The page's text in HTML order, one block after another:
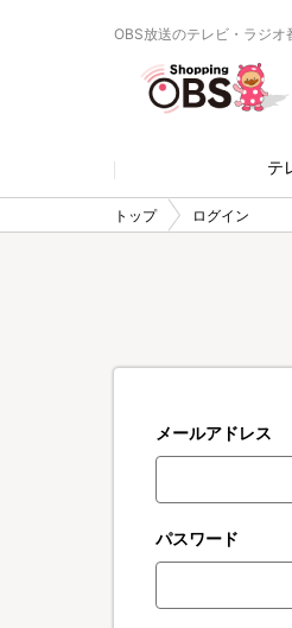
OBS放送のテレビ・ラジ
テ
トップ ログイン
メールアドレス
パスワード